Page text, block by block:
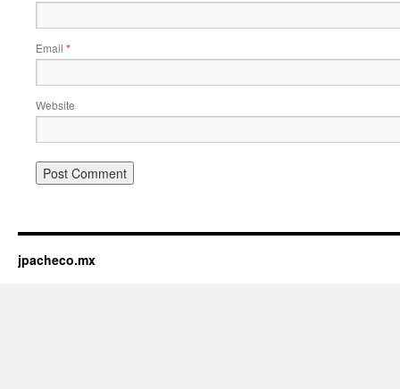
Email *
Website
jpacheco.mx